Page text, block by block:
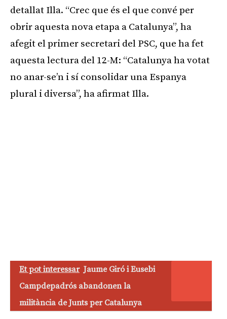
detallat Illa. “Crec que és el que convé per
obrir aquesta nova etapa a Catalunya”, ha
afegit el primer secretari del PSC, que ha fet
aquesta lectura del 12-M: “Catalunya ha votat
no anar-se’n i sí consolidar una Espanya
plural i diversa”, ha afirmat Illa.
Et pot interessar Jaume Giró i Eusebi
Campdepadrós abandonen la
militància de Junts per Catalunya